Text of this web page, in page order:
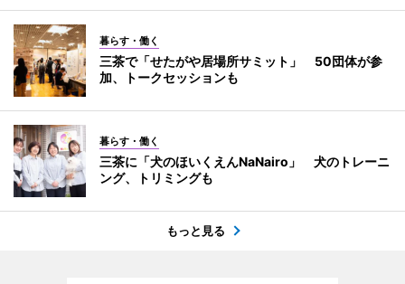
暮らす・働く
三茶で「せたがや居場所サミット」 50団体が参
加、トークセッションも
暮らす・働く
三茶に「犬のほいくえんNaNairo」 犬のトレーニ
ング、トリミングも
もっと見る